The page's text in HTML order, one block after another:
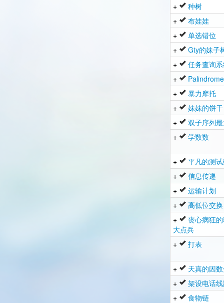
+
种树
+
布娃娃
+
单选错位
+
Gty的妹子
+
任务查询
+
+
暴力摩托
+
妹妹的饼干
+
双子序列
+
学数数
+
平凡的测
+
信息传递
+
运输计划
+
高低位交换
+
丧心病狂
大点兵
+
打表
+
天真的因
+
架设电话
+
食物链